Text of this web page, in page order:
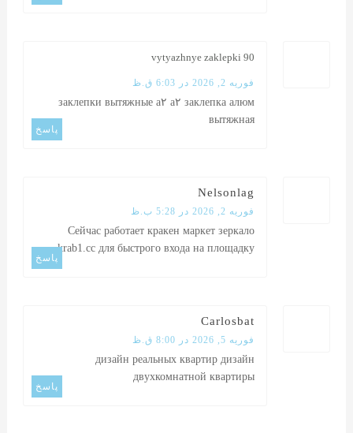
vytyazhnye zaklepki 90
فوریه 2, 2026 در 6:03 ق.ظ
заклепки вытяжные а۲ а۲заклепка алюм
вытяжная
پاسخ
Nelsonlag
فوریه 2, 2026 در 5:28 ب.ظ
Сейчас работаеткракен маркет зеркало
krab1.cc для быстрого входа на площадку
پاسخ
Carlosbat
فوریه 5, 2026 در 8:00 ق.ظ
дизайн реальных квартирдизайн
двухкомнатной квартиры
پاسخ